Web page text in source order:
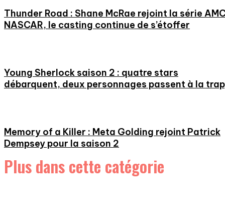
Thunder Road : Shane McRae rejoint la série
NASCAR, le casting continue de s’étoffer
Young Sherlock saison 2 : quatre stars
débarquent, deux personnages passent à la
Memory of a Killer : Meta Golding rejoint Patrick
Dempsey pour la saison 2
Plus dans cette catégorie